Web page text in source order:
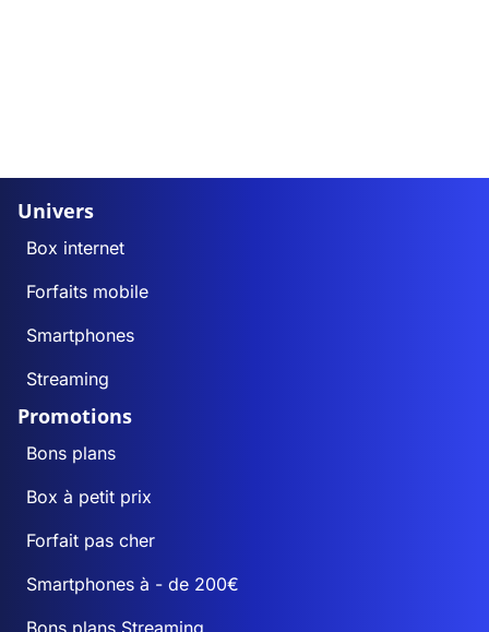
Univers
Box internet
Forfaits mobile
Smartphones
Streaming
Promotions
Bons plans
Box à petit prix
Forfait pas cher
Smartphones à - de 200€
Bons plans Streaming